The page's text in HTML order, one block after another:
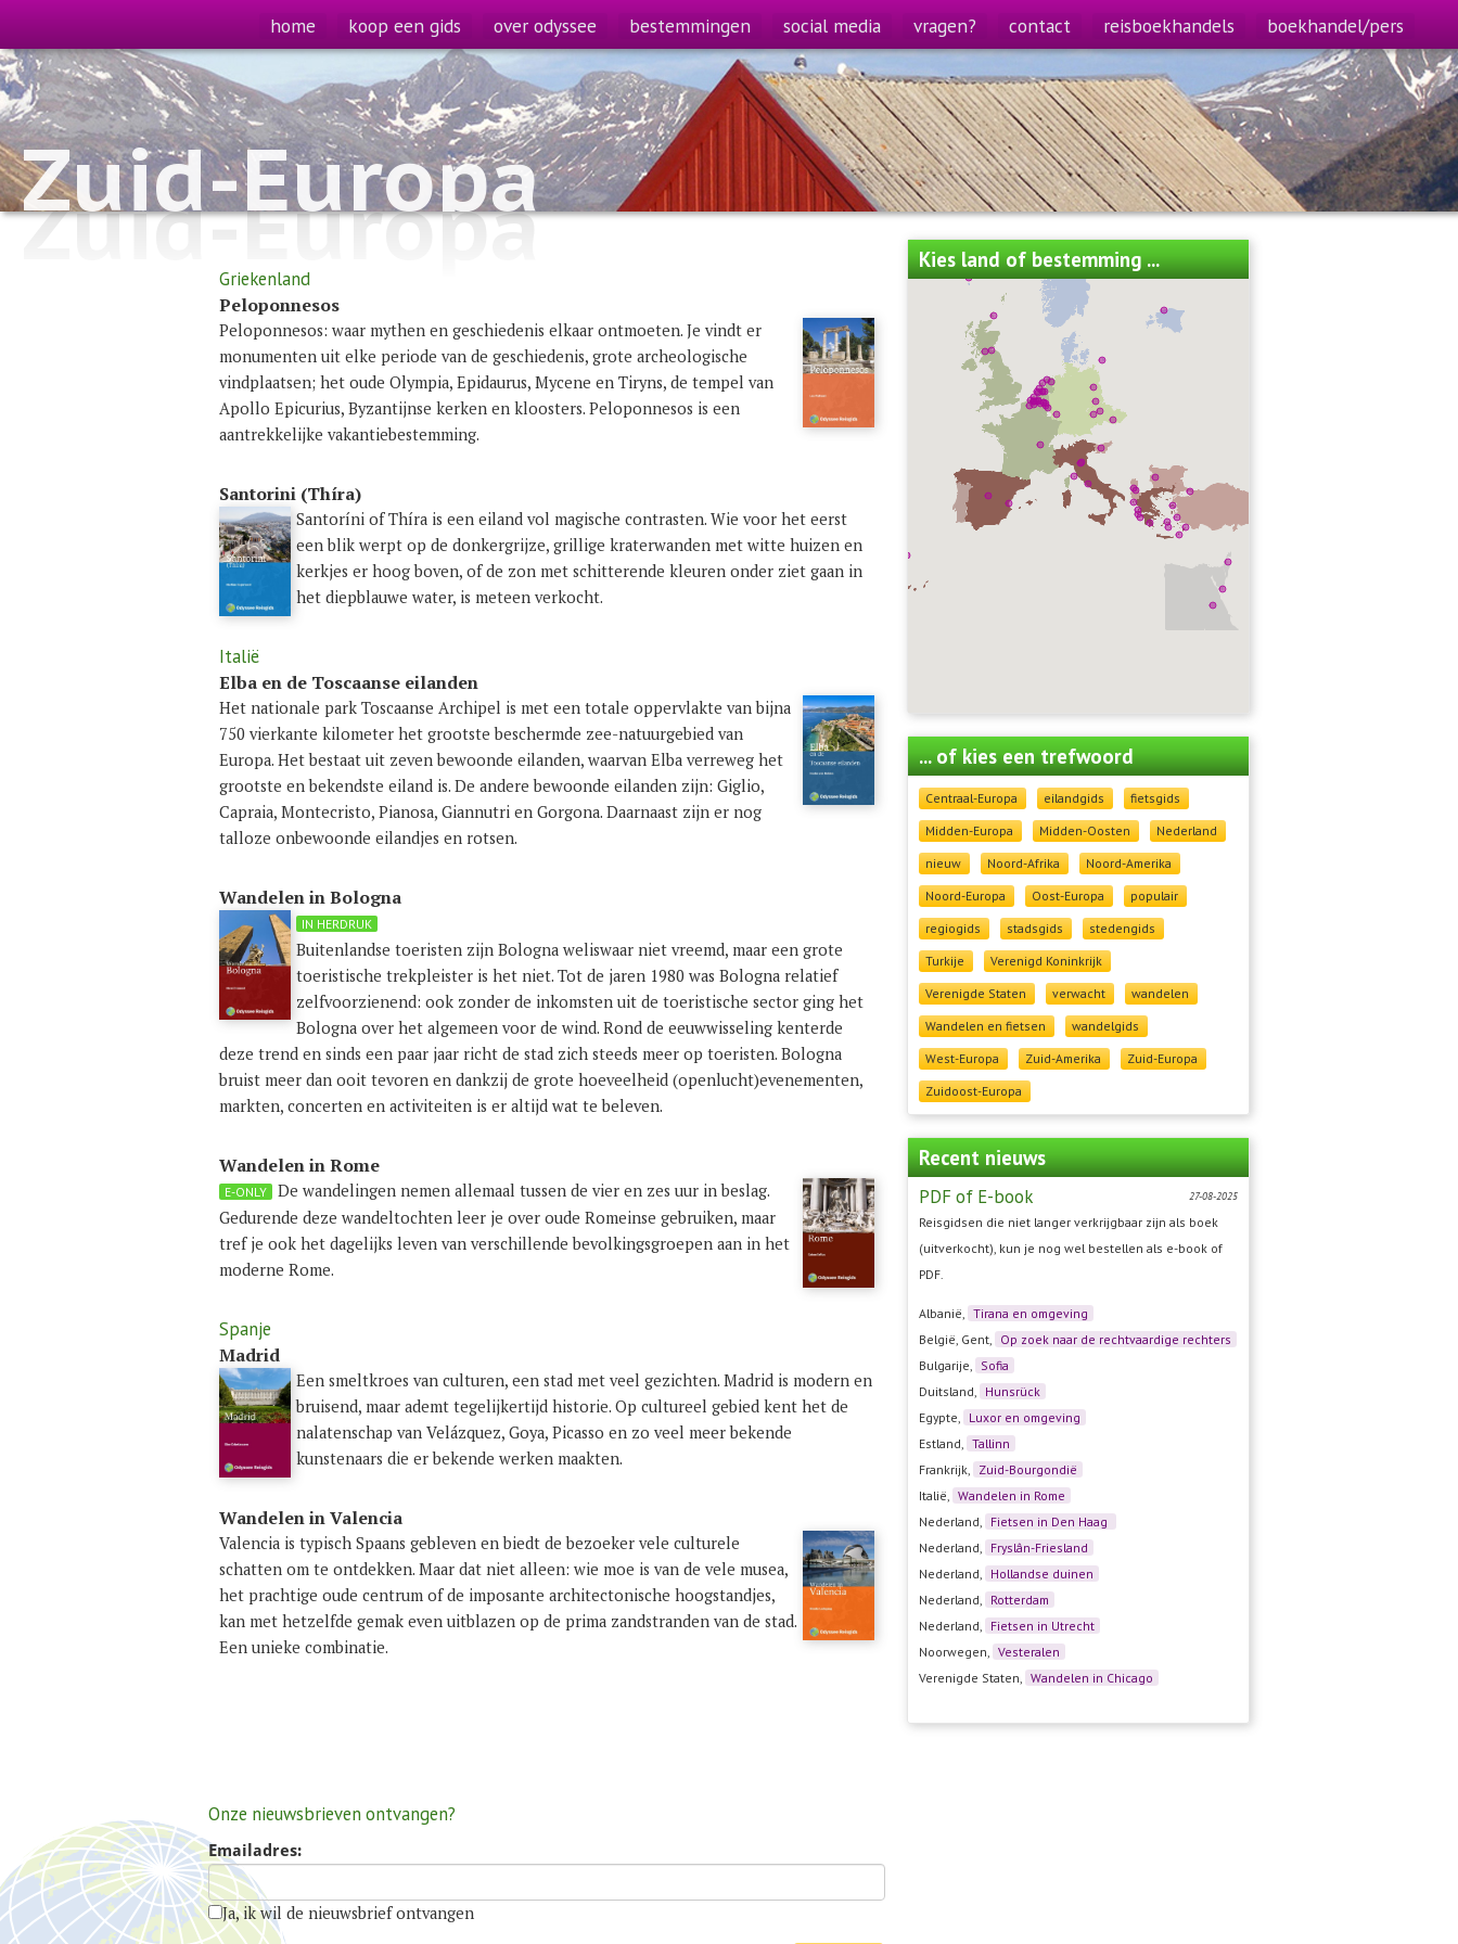
home koop een gids over odyssee bestemmingen social media vragen? contact reisboekhandels boekhandel/pers
Zuid-Europa
Zuid-Europa
Kies land of bestemming ...
... of kies een trefwoord
Centraal-Europa eilandgids
fietsgids
Midden-Europa
Midden-Oosten
Nederland
nieuw
Noord-Afrika
Noord-Amerika
Noord-Europa
Oost-Europa
populair
regiogids
stadsgids
stedengids
Turkije
Verenigd Koninkrijk
Verenigde Staten
verwacht
wandelen
Wandelen en fietsen
wandelgids
West-Europa
Zuid-Amerika
Zuid-Europa
Zuidoost-Europa
Recent nieuws
27-08-2025
PDF of E-book
Reisgidsen die niet langer verkrijgbaar zijn als boek
(uitverkocht), kun je nog wel bestellen als e-book of
PDF.
Albanië,
Tirana en omgeving
België, Gent,
Op zoek naar de rechtvaardige rechters
Bulgarije,
Sofia
Duitsland,
Hunsrück
Egypte,
Luxor en omgeving
Estland,
Tallinn
Frankrijk,
Zuid-Bourgondië
Italië,
Wandelen in Rome
Nederland,
Fietsen in Den Haag
Nederland,
Fryslân-Friesland
Nederland,
Hollandse duinen
Nederland,
Rotterdam
Nederland,
Fietsen in Utrecht
Noorwegen,
Vesteralen
Verenigde Staten,
Wandelen in Chicago
Griekenland
Peloponnesos
Peloponnesos: waar mythen en geschiedenis elkaar ontmoeten. Je vindt er
monumenten uit elke periode van de geschiedenis, grote archeologische
vindplaatsen; het oude Olympia, Epidaurus, Mycene en Tiryns, de tempel van
Apollo Epicurius, Byzantijnse kerken en kloosters. Peloponnesos is een
aantrekkelijke vakantiebestemming.
Santorini (Thíra)
Santoríni of Thíra is een eiland vol magische contrasten. Wie voor het eerst
een blik werpt op de donkergrijze, grillige kraterwanden met witte huizen en
kerkjes er hoog boven, of de zon met schitterende kleuren onder ziet gaan in
het diepblauwe water, is meteen verkocht.
Italië
Elba en de Toscaanse eilanden
Het nationale park Toscaanse Archipel is met een totale oppervlakte van bijna
750 vierkante kilometer het grootste beschermde zee-natuurgebied van
Europa. Het bestaat uit zeven bewoonde eilanden, waarvan Elba verreweg het
grootste en bekendste eiland is. De andere bewoonde eilanden zijn: Giglio,
Capraia, Montecristo, Pianosa, Giannutri en Gorgona. Daarnaast zijn er nog
talloze onbewoonde eilandjes en rotsen.
Wandelen in Bologna
IN HERDRUK
Buitenlandse toeristen zijn Bologna weliswaar niet vreemd, maar een grote
toeristische trekpleister is het niet. Tot de jaren 1980 was Bologna relatief
zelfvoorzienend: ook zonder de inkomsten uit de toeristische sector ging het
Bologna over het algemeen voor de wind. Rond de eeuwwisseling kenterde
deze trend en sinds een paar jaar richt de stad zich steeds meer op toeristen. Bologna
bruist meer dan ooit tevoren en dankzij de grote hoeveelheid (openlucht)evenementen,
markten, concerten en activiteiten is er altijd wat te beleven.
Wandelen in Rome
E-ONLY
De wandelingen nemen allemaal tussen de vier en zes uur in beslag.
Gedurende deze wandeltochten leer je over oude Romeinse gebruiken, maar
tref je ook het dagelijks leven van verschillende bevolkingsgroepen aan in het
moderne Rome.
Spanje
Madrid
Een smeltkroes van culturen, een stad met veel gezichten. Madrid is modern en
bruisend, maar ademt tegelijkertijd historie. Op cultureel gebied kent het de
nalatenschap van Velázquez, Goya, Picasso en zo veel meer bekende
kunstenaars die er bekende werken maakten.
Wandelen in Valencia
Valencia is typisch Spaans gebleven en biedt de bezoeker vele culturele
schatten om te ontdekken. Maar dat niet alleen: wie moe is van de vele musea,
het prachtige oude centrum of de imposante architectonische hoogstandjes,
kan met hetzelfde gemak even uitblazen op de prima zandstranden van de stad.
Een unieke combinatie.
Onze nieuwsbrieven ontvangen?
Emailadres:
Ja, ik wil de nieuwsbrief ontvangen